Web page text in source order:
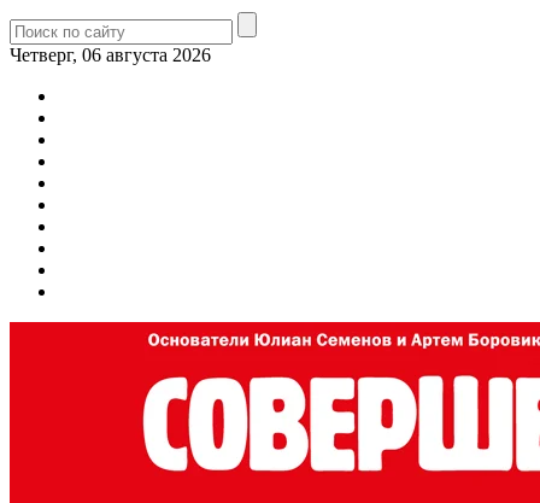
Четверг, 06 августа 2026